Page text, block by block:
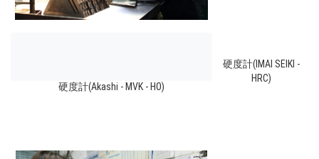
硬度計(Akashi - MVK - HO)
硬度計(IMAI SEIKI -
HRC)